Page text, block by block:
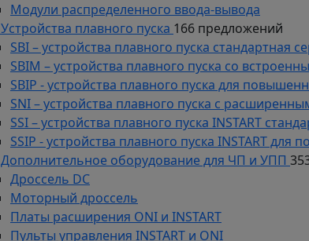
Модули распределенного ввода-вывода
Устройства плавного пуска 166 предложений
SBI – устройства плавного пуска
SBIM – устройства плавного пуска со
SBIP - устройства плавного пуска для
SNI – устройства плавного пуска с
SSI – устройства плавного пуска INSTART
SSIP - устройства плавного пуска INSTART
Дополнительное оборудование для ЧП и УПП
Дроссель DC
Моторный дроссель
Платы расширения ONI и INSTART
Пульты управления INSTART и ONI